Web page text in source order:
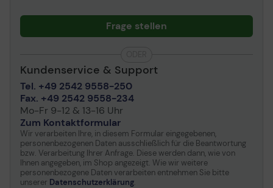
Frage stellen
Kundenservice & Support
Tel. +49 2542 9558-250
Fax. +49 2542 9558-234
Mo-Fr 9-12 & 13-16 Uhr
Zum Kontaktformular
Wir verarbeiten Ihre, in diesem Formular eingegebenen,
personenbezogenen Daten ausschließlich für die Beantwortung
bzw. Verarbeitung Ihrer Anfrage. Diese werden dann, wie von
Ihnen angegeben, im Shop angezeigt. Wie wir weitere
personenbezogene Daten verarbeiten entnehmen Sie bitte
unserer Datenschutzerklärung.